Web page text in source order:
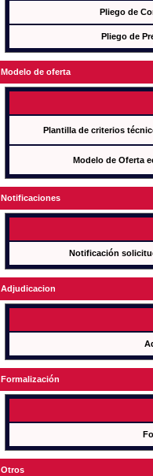
Pliego de
Pliego de
Modelo de oferta
Plantilla de criterios
Modelo de Oferta
Notificaciones
Notificación
Adjudicacion
Formalización
Otros